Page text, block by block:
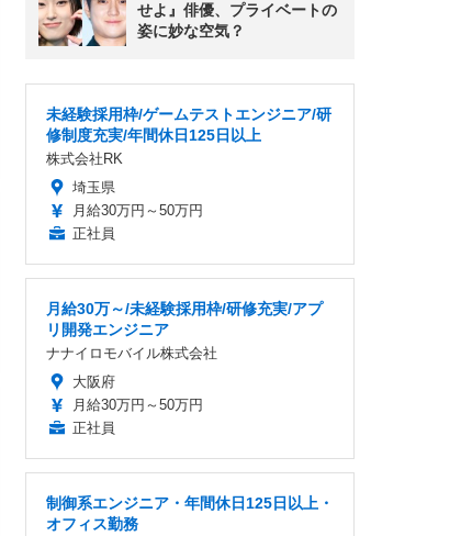
せよ』俳優、プライベートの
姿に妙な空気？
未経験採用枠/ゲームテストエンジニア/研
修制度充実/年間休日125日以上
株式会社RK
埼玉県
月給30万円～50万円
正社員
月給30万～/未経験採用枠/研修充実/アプ
リ開発エンジニア
ナナイロモバイル株式会社
大阪府
月給30万円～50万円
正社員
制御系エンジニア・年間休日125日以上・
オフィス勤務